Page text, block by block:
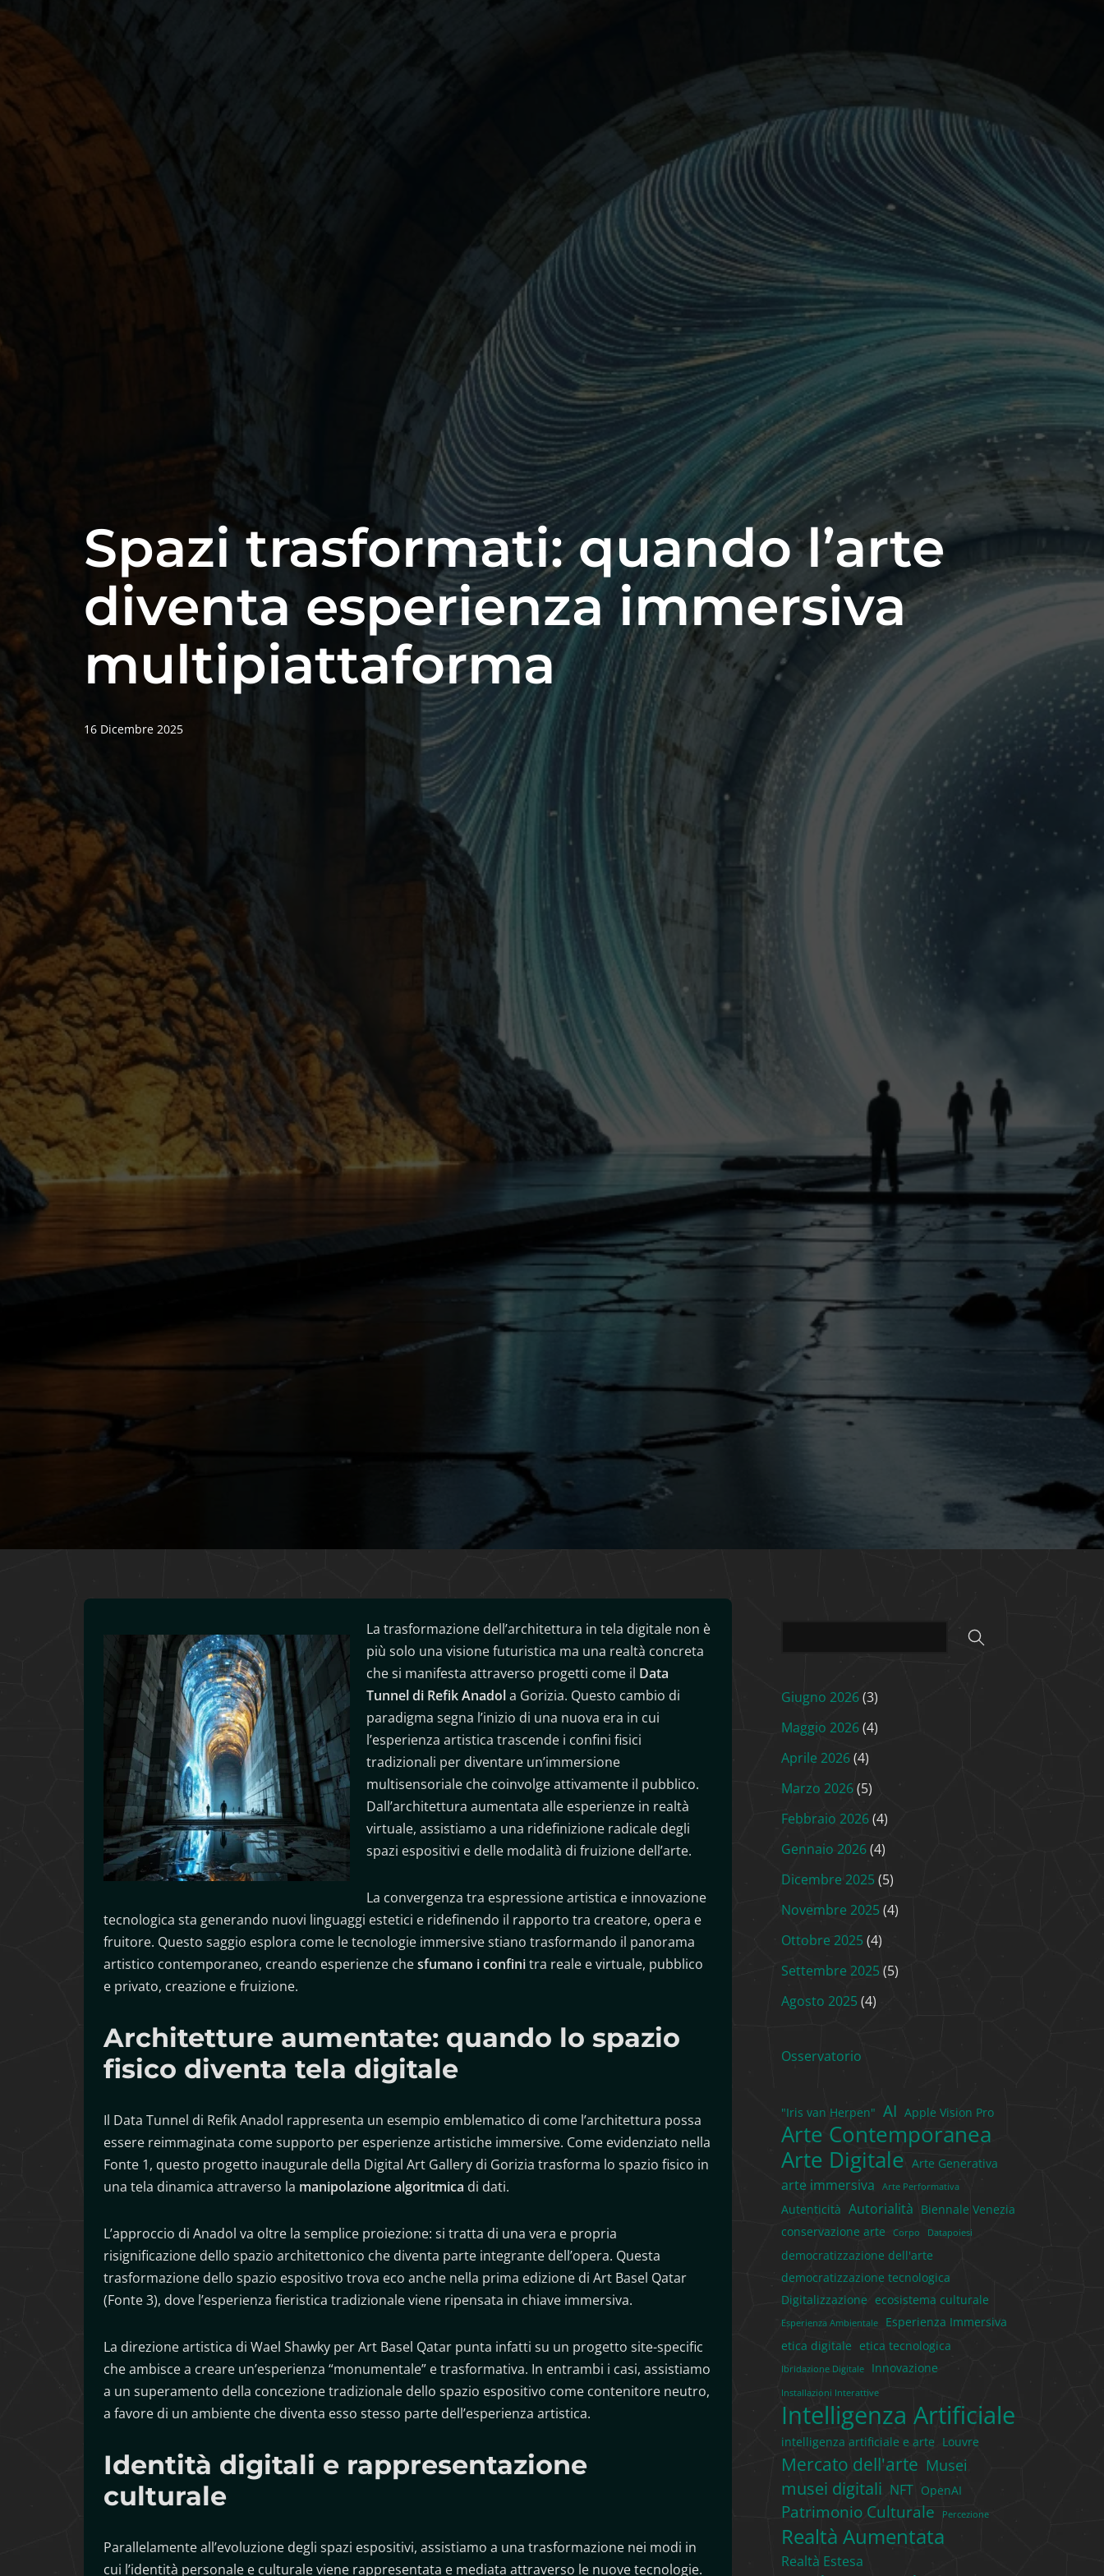
Spazi trasformati: quando l’arte
diventa esperienza immersiva
multipiattaforma
16 Dicembre 2025
La trasformazione dell’architettura in tela digitale non è
più solo una visione futuristica ma una realtà concreta
che si manifesta attraverso progetti come il Data
Tunnel di RefikAnadola Gorizia. Questo cambio di
paradigma segna l’inizio di una nuova era in cui
l’esperienza artistica trascende i confini fisici
tradizionali per diventare un’immersione
multisensoriale che coinvolge attivamente il pubblico.
Dall’architettura aumentata alle esperienze in realtà
virtuale, assistiamo a una ridefinizione radicale degli
spazi espositivi e delle modalità di fruizione dell’arte.
La convergenza tra espressione artistica e innovazione
tecnologica sta generando nuovi linguaggi estetici e ridefinendo il rapporto tra creatore, opera e
fruitore. Questo saggio esplora come le tecnologie immersive stiano trasformando il panorama
artistico contemporaneo, creando esperienze chesfumano i confinitra reale e virtuale, pubblico
e privato, creazione e fruizione.
Architetture aumentate: quando lo spazio
fisico diventa tela digitale
Il Data Tunnel di Refik Anadol rappresenta un esempio emblematico di come l’architettura possa
essere reimmaginata come supporto per esperienze artistiche immersive. Come evidenziato nella
Fonte 1, questo progetto inaugurale della Digital Art Gallery di Gorizia trasforma lo spazio fisico in
una tela dinamica attraverso la manipolazione algoritmica di dati.
L’approccio di Anadol va oltre la semplice proiezione: si tratta di una vera e propria
risignificazione dello spazio architettonico che diventa parte integrante dell’opera. Questa
trasformazione dello spazio espositivo trova eco anche nella prima edizione di Art Basel Qatar
(Fonte 3), dove l’esperienza fieristica tradizionale viene ripensata in chiave immersiva.
La direzione artistica di Wael Shawky per Art Basel Qatar punta infatti su un progetto site-specific
che ambisce a creare un’esperienza “monumentale” e trasformativa. In entrambi i casi, assistiamo
a un superamento della concezione tradizionale dello spazio espositivo come contenitore neutro,
a favore di un ambiente che diventa esso stesso parte dell’esperienza artistica.
Identità digitali e rappresentazione
culturale
Parallelamente all’evoluzione degli spazi espositivi, assistiamo a una trasformazione nei modi in
cui l’identità personale e culturale viene rappresentata e mediata attraverso le nuove tecnologie.
Giugno 2026(3)
Maggio 2026(4)
Aprile 2026(4)
Marzo 2026(5)
Febbraio 2026(4)
Gennaio 2026(4)
Dicembre 2025 (5)
Novembre 2025 (4)
Ottobre 2025 (4)
Settembre 2025 (5)
Agosto 2025 (4)
Osservatorio
"Iris van Herpen" AI Apple Vision Pro
Arte Contemporanea
Arte Digitale Arte Generativa
arte immersiva Arte Performativa
Autenticità Autorialità Biennale Venezia
conservazione arte
Corpo Datapoiesi
democratizzazione dell'arte
democratizzazione tecnologica
Digitalizzazione ecosistema culturale
Esperienza Ambientale
Esperienza Immersiva
etica digitale etica tecnologica
Ibridazione Digitale Innovazione
Installazioni Interattive
Intelligenza Artificiale
intelligenza artificiale e arte Louvre
Mercato dell'arte Musei
musei digitali NFT OpenAI
Patrimonio Culturale Percezione
Realtà Aumentata
Realtà Estesa